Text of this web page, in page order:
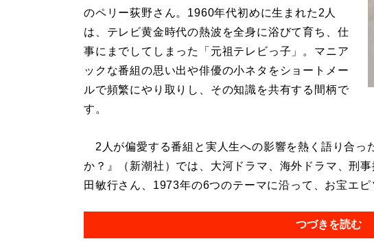
のペリー荻野さん。1960年代初めに生まれた2人
は、テレビ黄金時代の熱波を全身に浴びて育ち、仕
事にまでしてしまった「元祖テレビっ子」。マニア
ックな番組の思い出や俳優の小ネタをショートメー
ルで頻繁にやり取りし、その知識を共有する間柄で
す。
2人が偏愛する番組と実人生への影響を熱く語り合っ
か？』（新潮社）では、大河ドラマ、海外ドラマ、刑
田敏行さん、1973年の6つのテーマに沿って、お宝エ
つづきを読む